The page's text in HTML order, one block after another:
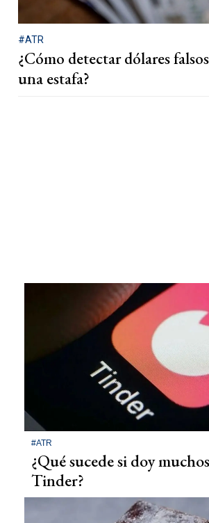
#ATR
¿Cómo detectar dólares
una estafa?
#ATR
¿Qué sucede si doy
Tinder?